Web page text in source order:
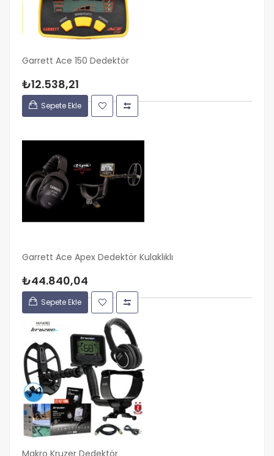
Garrett Ace 150 Dedektör
₺12.538,21
Sepete Ekle
Garrett Ace Apex Dedektör Kulaklıklı
₺44.840,04
Sepete Ekle